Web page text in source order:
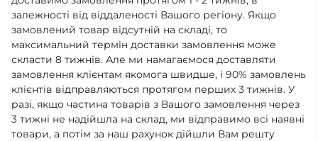
залежності від віддаленості Вашого регіону. Якщо
замовлений товар відсутній на складі, то
максимальний термін доставки замовлення може
скласти 8 тижнів. Але ми намагаємося доставляти
замовлення клієнтам якомога швидше, і 90% замовлень
клієнтів відправляються протягом перших 3 тижнів. У
разі, якщо частина товарів з Вашого замовлення через
3 тижні не надійшла на склад, ми відправимо всі наявні
товари, а потім за наш рахунок дійшли Вам решту